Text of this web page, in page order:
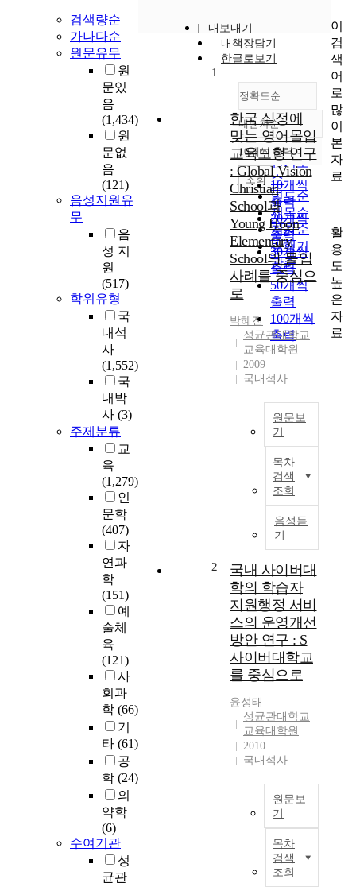
검색량순
가나다순
원문유무
원
문있
음
(1,434)
원
문없
음
(121)
음성지원유
무
음
성 지
원
(517)
학위유형
국
내석
사
(1,552)
국
내박
사 (3)
주제분류
교
육
(1,279)
인
문학
(407)
자
연과
학
(151)
예
술체
육
(121)
사
회과
학 (66)
기
타 (61)
공
학 (24)
의
약학
(6)
수여기관
성
균관
내보내기
내책장담기
한글로보기
정확도순
정확도
순
인기도
순
연도순
제목순
저자순
발행기
관순
내림차순
내림차순
10개씩 출력
10개씩
출력
20개씩
출력
30개씩
출력
50개씩
출력
100개씩
출력
조회
1
한국 실정에
맞는 영어몰입
교육모형 연구
: Global Vision
Christian
School과
Young Hoon
Elementary
School의 몰입
사례를 중심으
로
박혜진
성균관대학교
교육대학원
2009
국내석사
원문보
기
목차
검색
조회
음성듣
기
2
국내 사이버대
학의 학습자
지원행정 서비
스의 운영개선
방안 연구 : S
사이버대학교
를 중심으로
윤성태
성균관대학교
교육대학원
2010
국내석사
원문보
기
목차
검색
조회
이
검
색
어
로
많
이
본
자
료
활
용
도
높
은
자
료